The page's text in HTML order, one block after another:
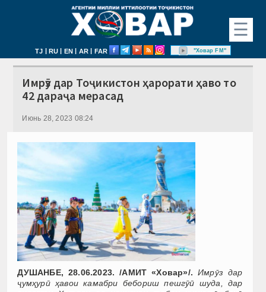
☰
TJ | RU | EN | AR | FAR "Ховар FM"
Имрӯз дар Тоҷикистон ҳарорати ҳаво то
42 дараҷа мерасад
Июнь 28, 2023 08:24
ДУШАНБЕ, 28.06.2023. /АМИТ «Ховар»/. Имрӯз дар
ҷумҳурӣ ҳавои камабри бебориш пешгӯӣ шуда, дар